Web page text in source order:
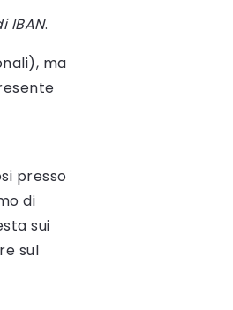
IBAN.
ma
presso
di
sui
sul